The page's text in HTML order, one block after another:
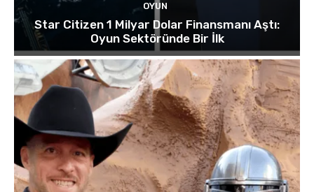
OYUN
Star Citizen 1 Milyar Dolar Finansmanı Aştı:
Oyun Sektöründe Bir İlk